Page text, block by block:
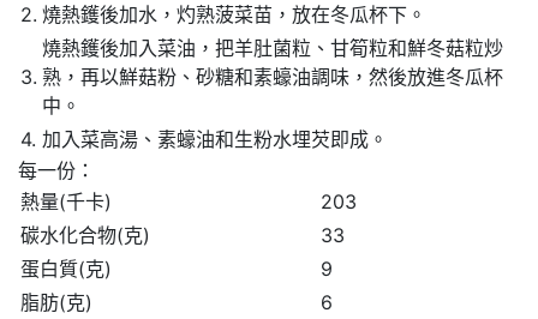
2. 燒熱鑊後加水，灼熟菠菜苗，放在冬瓜杯下。
3.
燒熱鑊後加入菜油，把羊肚菌粒、甘筍粒和鮮冬菇粒炒
熟，再以鮮菇粉、砂糖和素蠔油調味，然後放進冬瓜杯
中。
4. 加入菜高湯、素蠔油和生粉水埋芡即成。
每一份：
熱量(千卡)
203
碳水化合物(克)
33
蛋白質(克)
9
脂肪(克)
6